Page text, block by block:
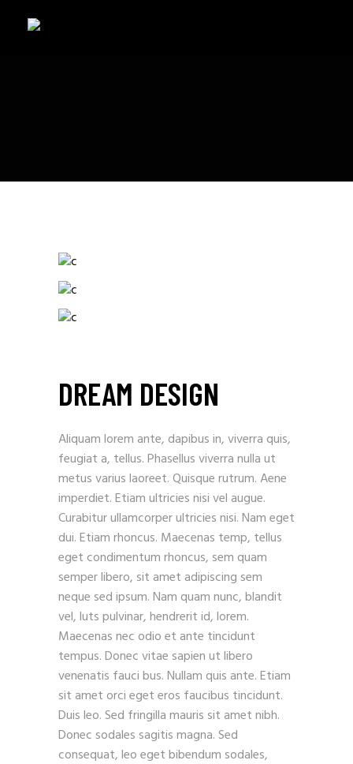
DREAM DESIGN
Aliquam lorem ante, dapibus in, viverra quis,
feugiat a, tellus. Phasellus viverra nulla ut
metus varius laoreet. Quisque rutrum. Aene
imperdiet. Etiam ultricies nisi vel augue.
Curabitur ullamcorper ultricies nisi. Nam eget
dui. Etiam rhoncus. Maecenas temp, tellus
eget condimentum rhoncus, sem quam
semper libero, sit amet adipiscing sem
neque sed ipsum. Nam quam nunc, blandit
vel, luts pulvinar, hendrerit id, lorem.
Maecenas nec odio et ante tincidunt
tempus. Donec vitae sapien ut libero
venenatis fauci bus. Nullam quis ante. Etiam
sit amet orci eget eros faucibus tincidunt.
Duis leo. Sed fringilla mauris sit amet nibh.
Donec sodales sagitis magna. Sed
consequat, leo eget bibendum sodales,